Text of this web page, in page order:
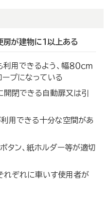
が建物に１以上ある
用できるよう、幅８０ｃｍ
プになっている
閉できる自動扉又は引
用できる十分な空間があ
タン、紙ホルダー等が適切
れぞれに車いす使用者が